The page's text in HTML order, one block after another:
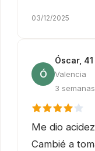
03/12/2025
Ó
Óscar, 41
Valencia
3 semanas
Me dio
Cambié a